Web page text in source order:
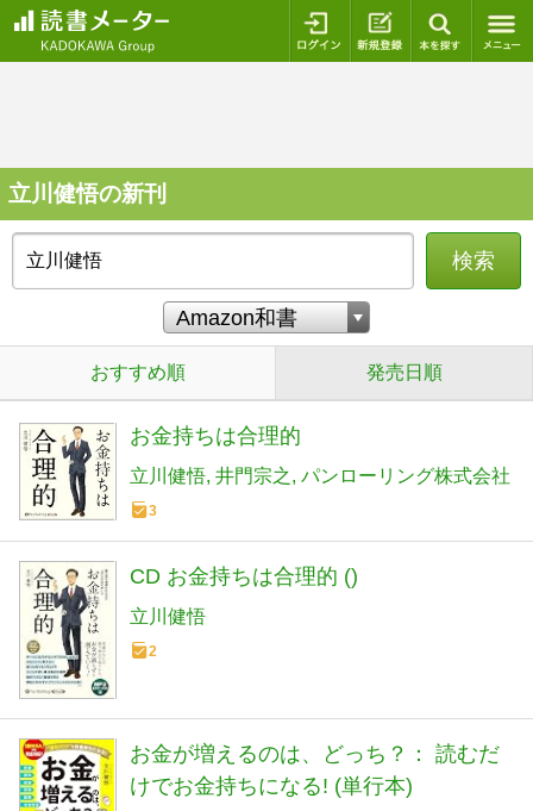
ログイン 新規登録
立川健悟の新刊
検索
おすすめ順 発売日順
お金持ちは合理的
立川健悟 井門宗之 パンローリング株式会社
3
CD お金持ちは合理的 ()
立川健悟
2
お金が増えるのは、どっち？： 読むだ
けでお金持ちになる! (単行本)